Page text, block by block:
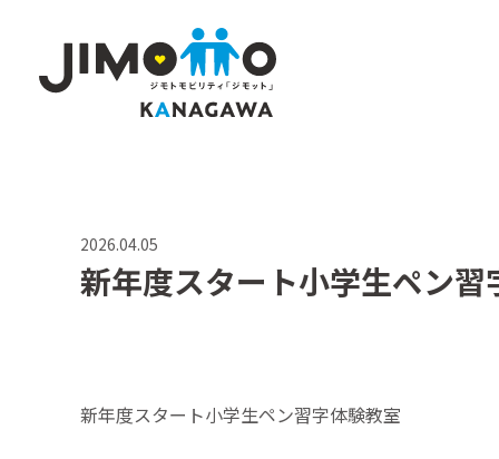
2026.04.05
新年度スタート小学生ペン
新年度スタート小学生ペン習字体験教室